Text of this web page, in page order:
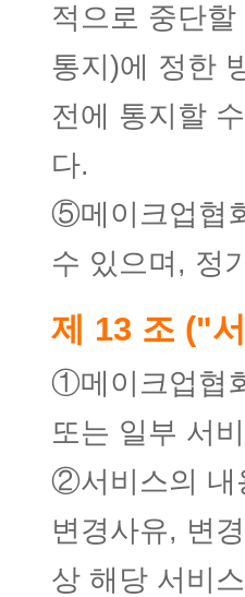
적으로 중단
통지)에 정한
전에 통지할
다.
⑤메이크업협
수 있으며, 정
제 13 조 ("
①메이크업협
또는 일부 서
②서비스의 내
변경사유, 변
상 해당 서비